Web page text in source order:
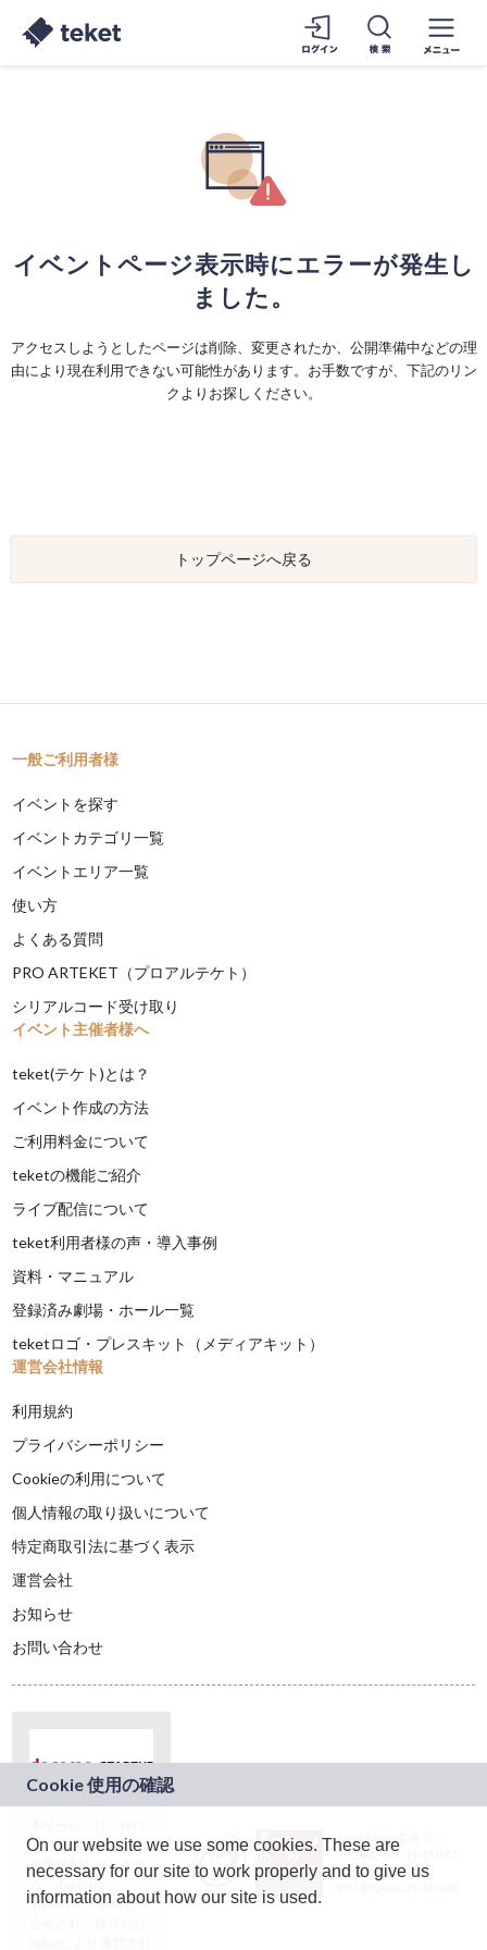
イベントページ表示時にエラーが発生し
ました。
アクセスしようとしたページは削除、変更されたか、公開準備中などの理
由により現在利用できない可能性があります。お手数ですが、下記のリン
クよりお探しください。
トップページへ戻る
一般ご利用者様
イベントを探す
イベントカテゴリ一覧
イベントエリア一覧
使い方
よくある質問
PRO ARTEKET（プロアルテケト）
シリアルコード受け取り
イベント主催者様へ
teket(テケト)とは？
イベント作成の方法
ご利用料金について
teketの機能ご紹介
ライブ配信について
teket利用者様の声・導入事例
資料・マニュアル
登録済み劇場・ホール一覧
teketロゴ・プレスキット（メディアキット）
運営会社情報
利用規約
プライバシーポリシー
Cookieの利用について
個人情報の取り扱いについて
特定商取引法に基づく表示
運営会社
お知らせ
お問い合わせ
ドコモグループの新
規事業創出プログラ
ム「docomo
STARTUP」を通じて
JASRAC許諾番号：
9024936001Y45037
JASRAC許諾番号：
On our website we use some cookies. These are
necessary for our site to work properly and to give us
information about how our site is used.